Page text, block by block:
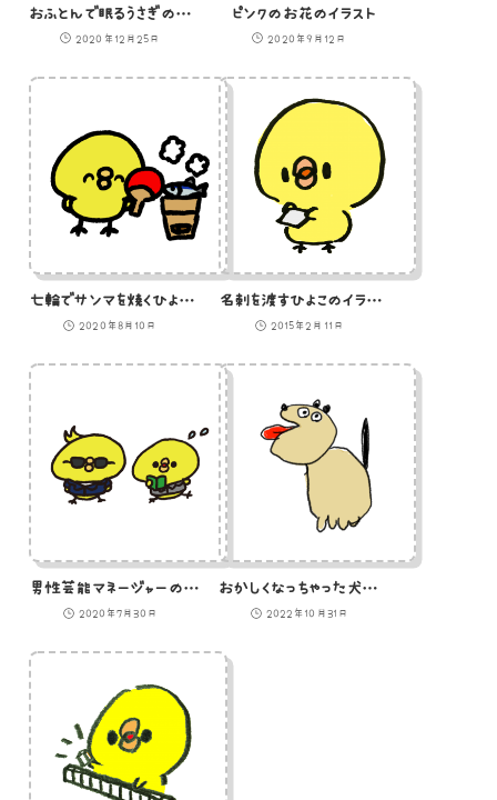
おふとんで眠るうさぎのイラスト
2020年12月25日
ピンクのお花のイラスト
2020年9月12日
七輪でサンマを焼くひよこのイラスト
2020年8月10日
名刺を渡すひよこのイラスト
2015年2月11日
男性芸能マネージャーのひよこのイラスト
2020年7月30日
おかしくなっちゃった犬のイラスト
2022年10月31日